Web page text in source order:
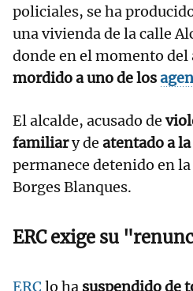
policiales, se ha
una vivienda de la calle
donde en el momento del
mordido a uno de los
El alcalde, acusado de
familiary de atentado a
permanece detenido en
Borges Blanques.
ERC exige su
ERC lo ha suspendido de